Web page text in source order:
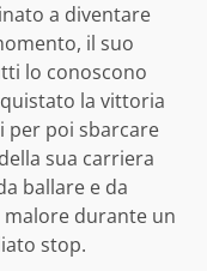
a diventare
il suo
lo conoscono
la vittoria
per poi sbarcare
sua carriera
ballare e da
malore durante un
stop.